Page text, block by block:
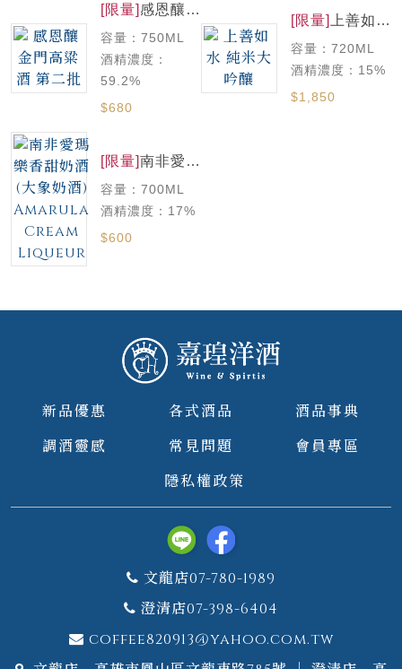
[限量] 感恩釀
二批
容量：750ML
酒精濃度：
59.2%
$680
[限量]
上善如水
容量：720ML
酒精濃度：15%
$1,850
[限量]南非愛瑪
象奶酒)
Amarula
Liqueur
容量：700ML
酒精濃度：17%
$600
新品優惠 各式酒品
酒品事典
調酒靈感
常見問題
會員專區
隱私權政策
文龍店07-780-1989
澄清店07-398-6404
coffee820913@yahoo.com.tw